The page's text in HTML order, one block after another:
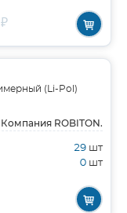
₽
(Li-Pol)
ROBITON.
29 шт
0 шт